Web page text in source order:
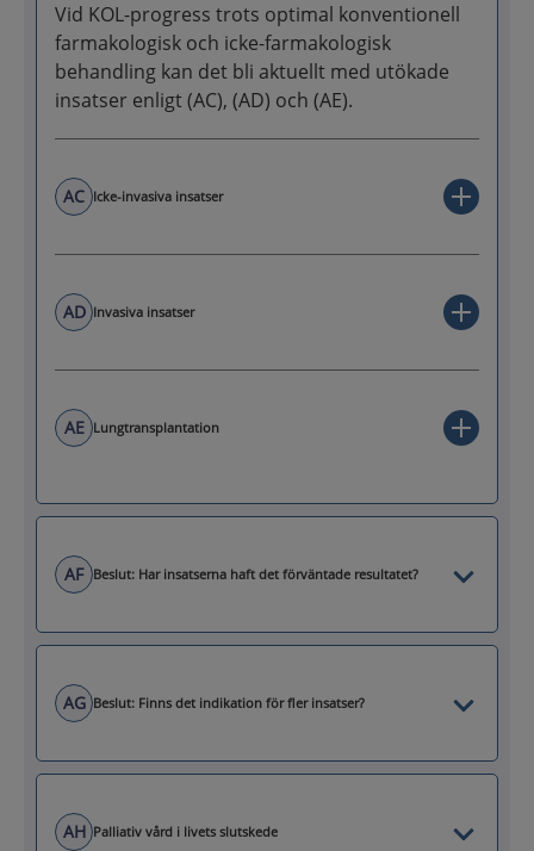
Vid KOL-progress trots optimal konventionell
farmakologisk och icke-farmakologisk
behandling kan det bli aktuellt med utökade
insatser enligt (AC), (AD) och (AE).
AC Icke-invasiva insatser
AD Invasiva insatser
AE Lungtransplantation
AF Beslut: Har insatserna haft det förväntade resultatet?
AG Beslut: Finns det indikation för fler insatser?
AH Palliativ vård i livets slutskede